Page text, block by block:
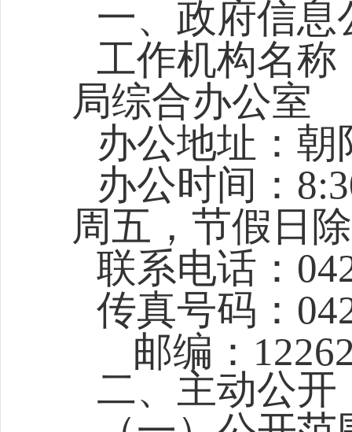
一、政府信
工作机构名称
局综合办公室
办公地址：朝
办公时间：
周五，节假日
联系电话：
传真号码：
邮编：
二、主动公开